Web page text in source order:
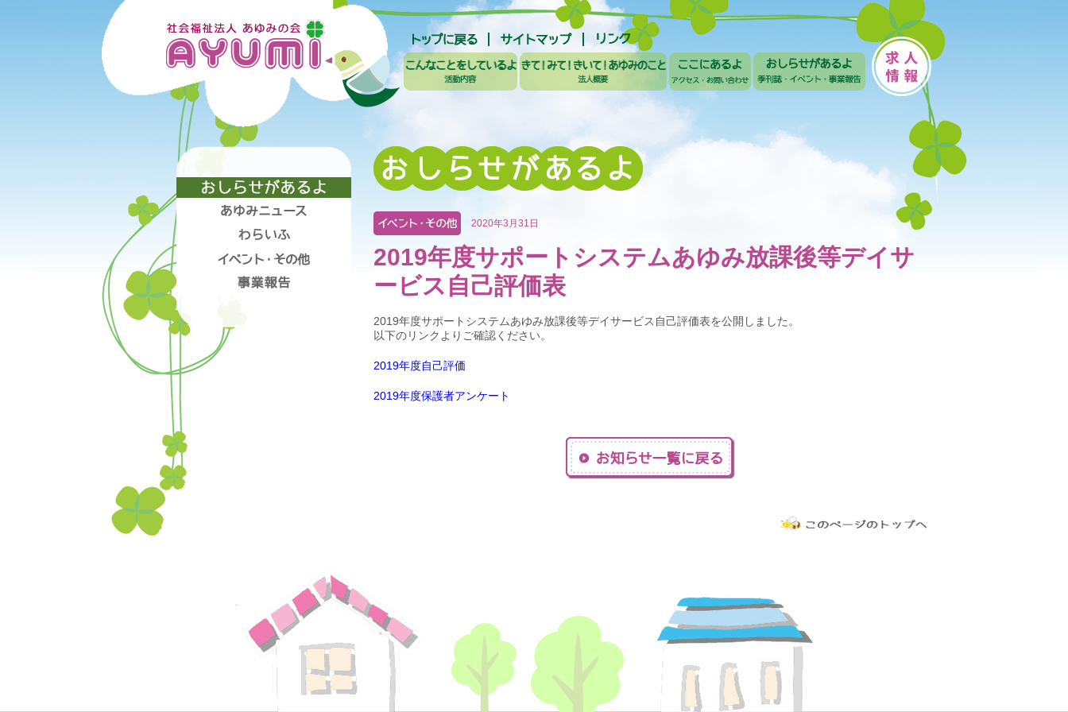
2020年3月31日
2019年度サポートシステムあゆみ放課後等デイサ
ービス自己評価表
2019年度サポートシステムあゆみ放課後等デイサービス自己評価表を公開しました。
以下のリンクよりご確認ください。
2019年度自己評価
2019年度保護者アンケート